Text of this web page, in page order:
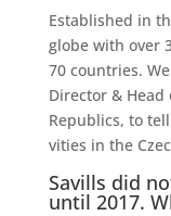
Established in
globe with over
70 countries.
Director & Head
Republics, to
vities in the
Savills did
until 2017.